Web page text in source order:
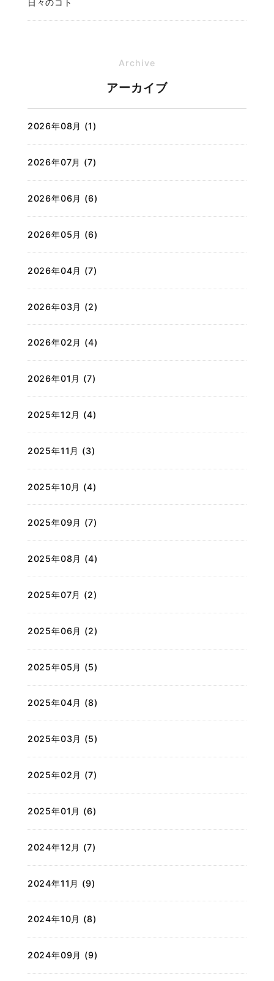
日々のコト
Archive
アーカイブ
2026年08月 (1)
2026年07月 (7)
2026年06月 (6)
2026年05月 (6)
2026年04月 (7)
2026年03月 (2)
2026年02月 (4)
2026年01月 (7)
2025年12月 (4)
2025年11月 (3)
2025年10月 (4)
2025年09月 (7)
2025年08月 (4)
2025年07月 (2)
2025年06月 (2)
2025年05月 (5)
2025年04月 (8)
2025年03月 (5)
2025年02月 (7)
2025年01月 (6)
2024年12月 (7)
2024年11月 (9)
2024年10月 (8)
2024年09月 (9)